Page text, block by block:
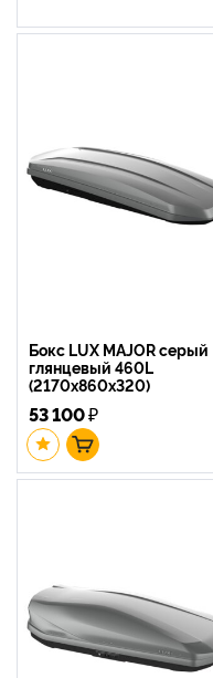
Бокс LUX MAJOR серый
глянцевый 460L
(2170х860х320)
53 100₽